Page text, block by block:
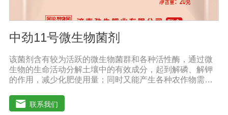
中劲11号微生物菌剂
该菌剂含有较为活跃的微生物菌群和各种活性酶，通过微
生物的生命活动分解土壤中的有效成分，起到解磷、解钾
的作用，减少化肥使用量；同时又能产生各种农作物需要
节植物生长;并且能产生抗生素、系统防卫酶等多种物质，
可以抑制细菌或真菌性病害或诱导系统抗性，间接达到促
联系我们